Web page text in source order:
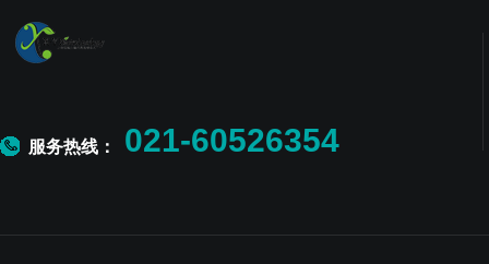
服务热线： 021-60526354